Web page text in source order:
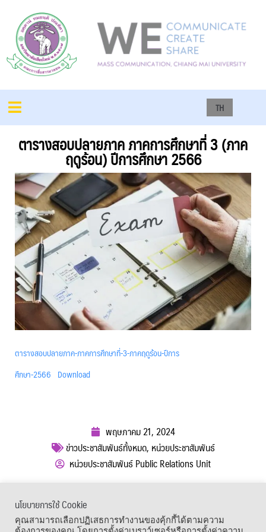
TH
ตารางสอบปลายภาค ภาคการศึกษาที่ 3 (ภาค
ฤดูร้อน) ปีการศึกษา 2566
ตารางสอบปลายภาค-ภาคการศึกษาที่-3-ภาคฤดูร้อน-ปีการ
ศึกษา-2566 Download
พฤษภาคม 21, 2024
ข่าวประชาสัมพันธ์ทั้งหมด, หน่วยประชาสัมพันธ์
หน่วยประชาสัมพันธ์ Public Relations Unit
เมนูลัด
นโยบายการใช้ Cookie
คุณสามารถเลือกปฏิเสธการทำงานของคุ้กกี้ได้ตามความ